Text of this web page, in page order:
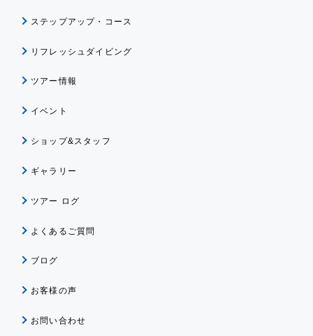
ステップアップ・コース
リフレッシュダイビング
ツアー情報
イベント
ショップ&スタッフ
ギャラリー
ツアー ログ
よくあるご質問
ブログ
お客様の声
お問い合わせ